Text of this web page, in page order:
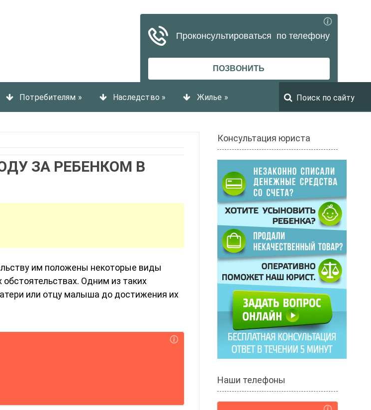
Потребителям » Наследство » Жилье »
ЗА РЕБЕНКОМ В
им положены некоторые виды
Одним из таких
или отцу малыша до достижения их
Консультация юриста
Наши телефоны